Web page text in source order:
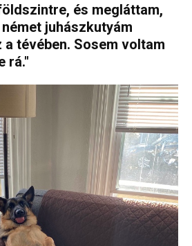
és megláttam,
juhászkutyám
tévében. Sosem voltam
rá."